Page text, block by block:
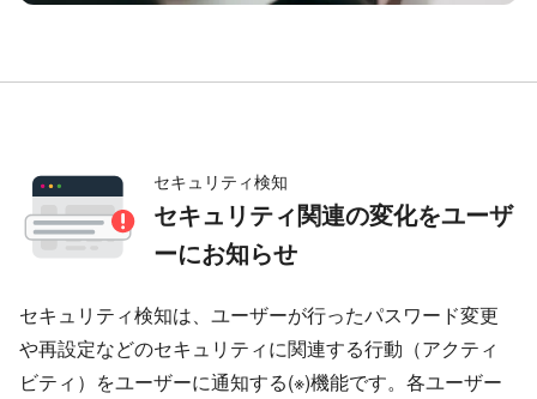
セキュリティ検知
セキュリティ関連の変化をユーザ
ーにお知らせ
セキュリティ検知は、ユーザーが行ったパスワード変更
や再設定などのセキュリティに関連する行動（アクティ
ビティ）をユーザーに通知する(※)機能です。各ユーザー